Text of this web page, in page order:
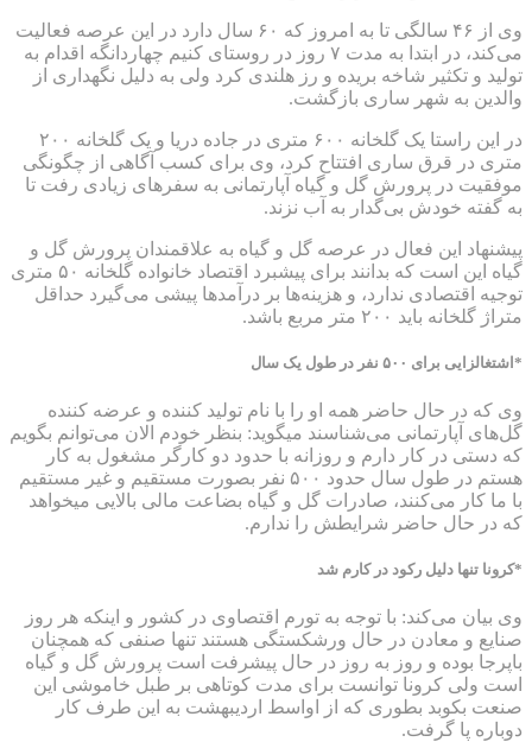
وی از ۴۶ سالگی تا به امروز که ۶۰ سال دارد در این عرصه فعالیت
می‌کند، در ابتدا به مدت ۷ روز در روستای کنیم چهاردانگه اقدام به
تولید و تکثیر شاخه بریده و رز هلندی کرد ولی به دلیل نگهداری از
والدین به شهر ساری بازگشت.
در این راستا یک گلخانه ۶۰۰ متری در جاده دریا و یک گلخانه ۲۰۰
متری در قرق ساری افتتاح کرد، وی برای کسب آگاهی از چگونگی
موفقیت در پرورش گل و گیاه آپارتمانی به سفرهای زیادی رفت تا
به گفته خودش بی‌گدار به آب نزند.
پیشنهاد این فعال در عرصه گل و گیاه به علاقمندان پرورش گل و
گیاه این است که بدانند برای پیشبرد اقتصاد خانواده گلخانه ۵۰ متری
توجیه اقتصادی ندارد، و هزینه‌ها بر درآمدها پیشی می‌گیرد حداقل
متراژ گلخانه باید ۲۰۰ متر مربع باشد.
*اشتغالزایی برای ۵۰۰ نفر در طول یک سال
وی که در حال حاضر همه او را با نام تولید کننده و عرضه کننده
گل‌های آپارتمانی می‌شناسند میگوید: بنظر خودم الان می‌توانم بگویم
که دستی در کار دارم و روزانه با حدود دو کارگر مشغول به کار
هستم در طول سال حدود ۵۰۰ نفر بصورت مستقیم و غیر مستقیم
با ما کار می‌کنند‌، صادرات گل و گیاه بضاعت مالی بالایی میخواهد
که در حال حاضر شرایطش را ندارم.
*کرونا تنها دلیل رکود در کارم شد
وی بیان می‌کند: با توجه به تورم اقتصاوی در کشور و اینکه هر روز
صنایع و معادن در حال ورشکستگی هستند تنها صنفی که همچنان
باپرجا بوده و روز به روز در حال پیشرفت است پرورش گل و گیاه
است ولی کرونا توانست برای مدت کوتاهی بر طبل خاموشی این
صنعت بکوبد بطوری که از اواسط اردیبهشت به این طرف کار
دوباره پا گرفت.